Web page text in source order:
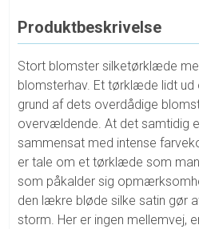
Produktbeskrivelse
Stort blomster silketørklæde
blomsterhav. Et tørklæde lidt
grund af dets overdådige
overvældende. At det samtidig
sammensat med intense
er tale om et tørklæde som
som påkalder sig
den lækre bløde silke satin gør
storm. Her er ingen mellemvej,